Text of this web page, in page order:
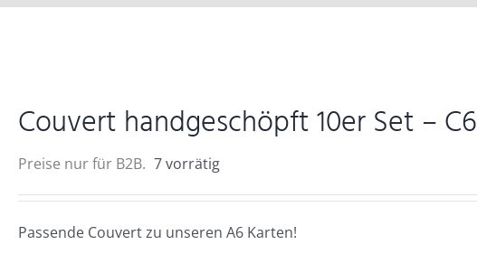
Couvert handgeschöpft 10er Set – C6
Preise nur für B2B. 7 vorrätig
Passende Couvert zu unseren A6 Karten!